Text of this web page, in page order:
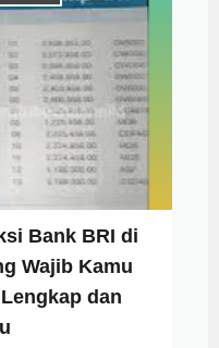
Bank BRI di
Wajib Kamu
dan